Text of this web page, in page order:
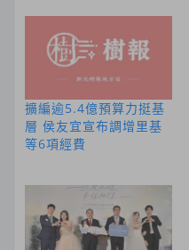
擴編逾5.4億預算力挺基
層 侯友宜宣布調增里基
等6項經費